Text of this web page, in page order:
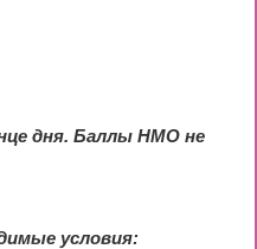
дня. Баллы НМО не
условия: